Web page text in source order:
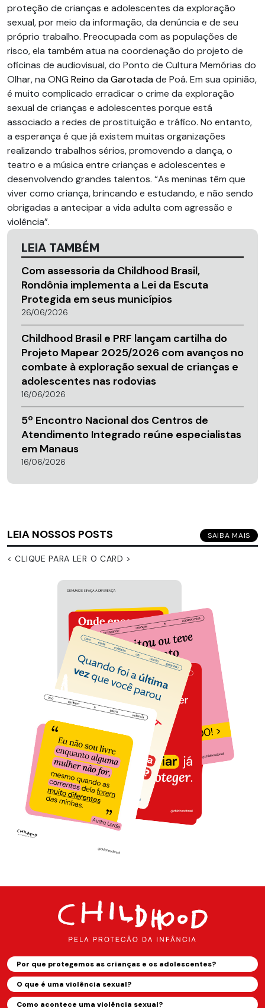
proteção de crianças e adolescentes da exploração
sexual, por meio da informação, da denúncia e de seu
próprio trabalho. Preocupada com as populações de
risco, ela também atua na coordenação do projeto de
oficinas de audiovisual, do Ponto de Cultura Memórias do
Olhar, na ONG Reino da Garotadade Poá. Em sua opinião,
é muito complicado erradicar o crime da exploração
sexual de crianças e adolescentes porque está
associado a redes de prostituição e tráfico. No entanto,
a esperança é que já existem muitas organizações
realizando trabalhos sérios, promovendo a dança, o
teatro e a música entre crianças e adolescentes e
desenvolvendo grandes talentos. “As meninas têm que
viver como criança, brincando e estudando, e não sendo
obrigadas a antecipar a vida adulta com agressão e
violência”.
LEIA TAMBÉM
Com assessoria da Childhood Brasil,
Rondônia implementa a Lei da Escuta
Protegida em seus municípios
26/06/2026
Childhood Brasil e PRF lançam cartilha do
Projeto Mapear 2025/2026 com avanços no
combate à exploração sexual de crianças e
adolescentes nas rodovias
16/06/2026
5º Encontro Nacional dos Centros de
Atendimento Integrado reúne especialistas
em Manaus
16/06/2026
LEIA NOSSOS POSTS SAIBA MAIS
< CLIQUE PARA LER O CARD >
Por que protegemos as crianças e os adolescentes?
O que é uma violência sexual?
Como acontece uma violência sexual?